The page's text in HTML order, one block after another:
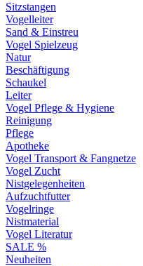
Sitzstangen
Vogelleiter
Sand & Einstreu
Vogel Spielzeug
Natur
Beschäftigung
Schaukel
Leiter
Vogel Pflege & Hygiene
Reinigung
Pflege
Apotheke
Vogel Transport & Fangnetze
Vogel Zucht
Nistgelegenheiten
Aufzuchtfutter
Vogelringe
Nistmaterial
Vogel Literatur
SALE %
Neuheiten